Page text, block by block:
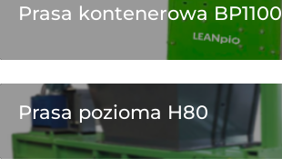
Prasa kontenerowa BP1100
Prasa pozioma H80